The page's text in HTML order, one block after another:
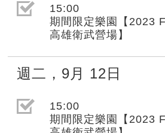
選取節目(未勾選)
15:00
期間限定樂園【2023
高雄衛武營場】
週二 ， 9月 12日
選取節目(未勾選)
15:00
期間限定樂園【2023